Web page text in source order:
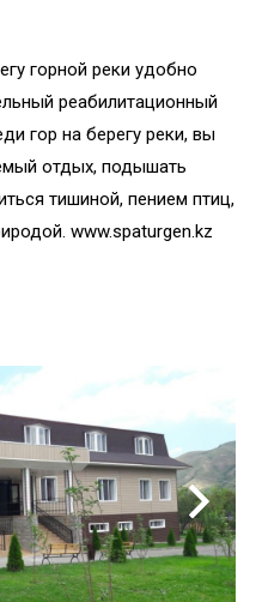
горной реки удобно
реабилитационный
гор на берегу реки, вы
отдых, подышать
тишиной, пением птиц,
www.spaturgen.kz